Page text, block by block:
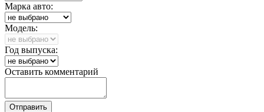
Марка авто:
Модель:
Год выпуска:
Оставить комментарий
Отправить